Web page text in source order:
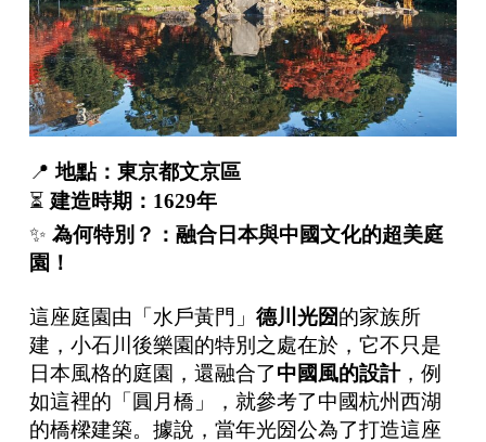
📍地點：東京都文京區
⏳ 建造時期： 1629年
✨ 為何特別？：融合日本與中國文化的超美庭
園！
這座庭園由「水戶黃門」 德川光圀的家族所
建，小石川後樂園的特別之處在於，它不只是
日本風格的庭園，還融合了中國風的設計，例
如這裡的「圓月橋」，就參考了中國杭州西湖
的橋樑建築。據說，當年光圀公為了打造這座